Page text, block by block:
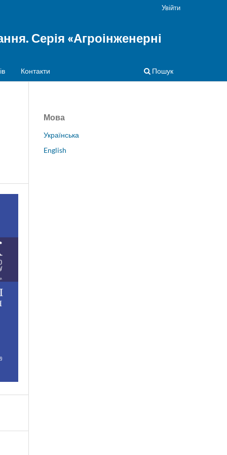
Серія «Агроінженерні
Контакти Пошук
Увійти
Мова
Українська
English